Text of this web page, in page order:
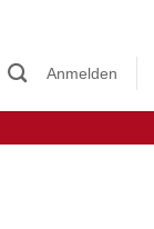
Anmelden